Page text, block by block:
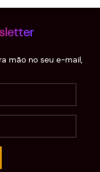
mão no seu e-mail,